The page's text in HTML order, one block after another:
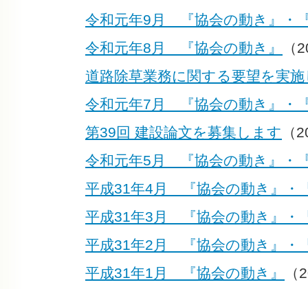
令和元年9月 『協会の動き』・
令和元年8月 『協会の動き』
（
道路除草業務に関する要望を実
令和元年7月 『協会の動き』・
第39回 建設論文を募集します （
令和元年5月 『協会の動き』・
平成31年4月 『協会の動き』・
平成31年3月 『協会の動き』・
平成31年2月 『協会の動き』・
平成31年1月 『協会の動き』